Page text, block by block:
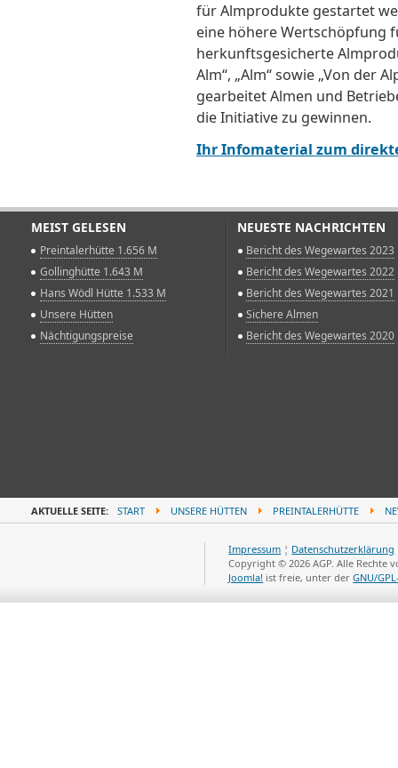
für Almprodukte gestartet
eine höhere Wertschöpfung
herkunftsgesicherte
Alm“, „Alm“ sowie „Von der
gearbeitet Almen und
die Initiative zu gewinnen.
Ihr Infomaterial zum
MEIST GELESEN
Preintalerhütte 1.656 M
Gollinghütte 1.643 M
Hans Wödl Hütte 1.533 M
Unsere Hütten
Nächtigungspreise
NEUESTE NACHRICHTEN
Bericht des Wegewartes 2023
Bericht des Wegewartes 2022
Bericht des Wegewartes 2021
Sichere Almen
Bericht des Wegewartes 2020
AKTUELLE SEITE: START UNSERE HÜTTEN PREINTALERHÜTTE
Impressum ¦ Datenschutzerklärung
Copyright © 2026 AGP. Alle Rechte
Joomla! ist freie, unter derGNU/